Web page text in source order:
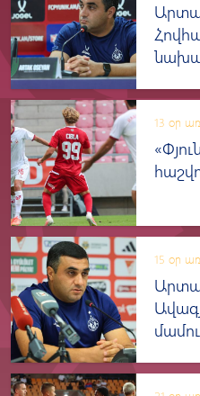
13 օր
15 օր